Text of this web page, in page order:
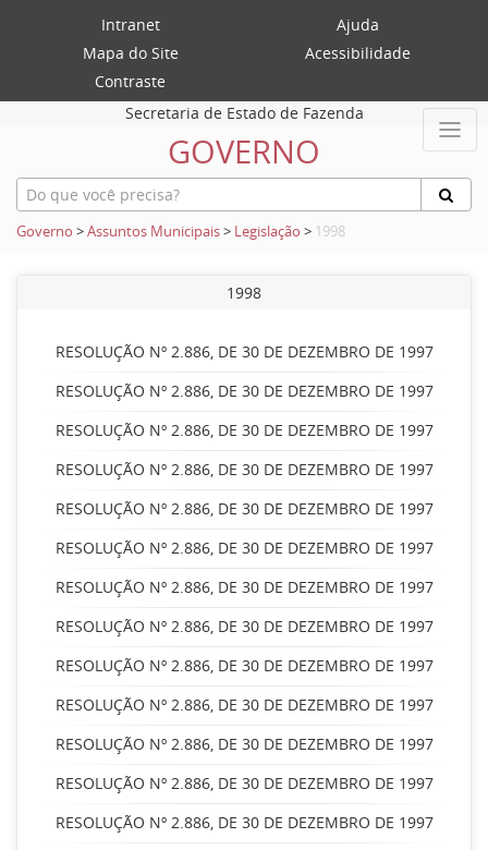
Intranet
Ajuda
Mapa do Site
Acessibilidade
Contraste
Secretaria de Estado de Fazenda
GOVERNO
Governo >Assuntos Municipais> Legislação > 1998
1998
RESOLUÇÃO Nº 2.886, DE 30 DE DEZEMBRO DE 1997
RESOLUÇÃO Nº 2.886, DE 30 DE DEZEMBRO DE 1997
RESOLUÇÃO Nº 2.886, DE 30 DE DEZEMBRO DE 1997
RESOLUÇÃO Nº 2.886, DE 30 DE DEZEMBRO DE 1997
RESOLUÇÃO Nº 2.886, DE 30 DE DEZEMBRO DE 1997
RESOLUÇÃO Nº 2.886, DE 30 DE DEZEMBRO DE 1997
RESOLUÇÃO Nº 2.886, DE 30 DE DEZEMBRO DE 1997
RESOLUÇÃO Nº 2.886, DE 30 DE DEZEMBRO DE 1997
RESOLUÇÃO Nº 2.886, DE 30 DE DEZEMBRO DE 1997
RESOLUÇÃO Nº 2.886, DE 30 DE DEZEMBRO DE 1997
RESOLUÇÃO Nº 2.886, DE 30 DE DEZEMBRO DE 1997
RESOLUÇÃO Nº 2.886, DE 30 DE DEZEMBRO DE 1997
RESOLUÇÃO Nº 2.886, DE 30 DE DEZEMBRO DE 1997